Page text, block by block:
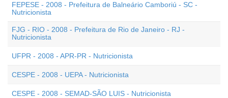
FEPESE - 2008 - Prefeitura de Balneário Camboriú - SC -
Nutricionista
FJG - RIO - 2008 - Prefeitura de Rio de Janeiro - RJ -
Nutricionista
UFPR - 2008 - APR-PR - Nutricionista
CESPE - 2008 - UEPA - Nutricionista
CESPE - 2008 - SEMAD-SÃO LUIS - Nutricionista